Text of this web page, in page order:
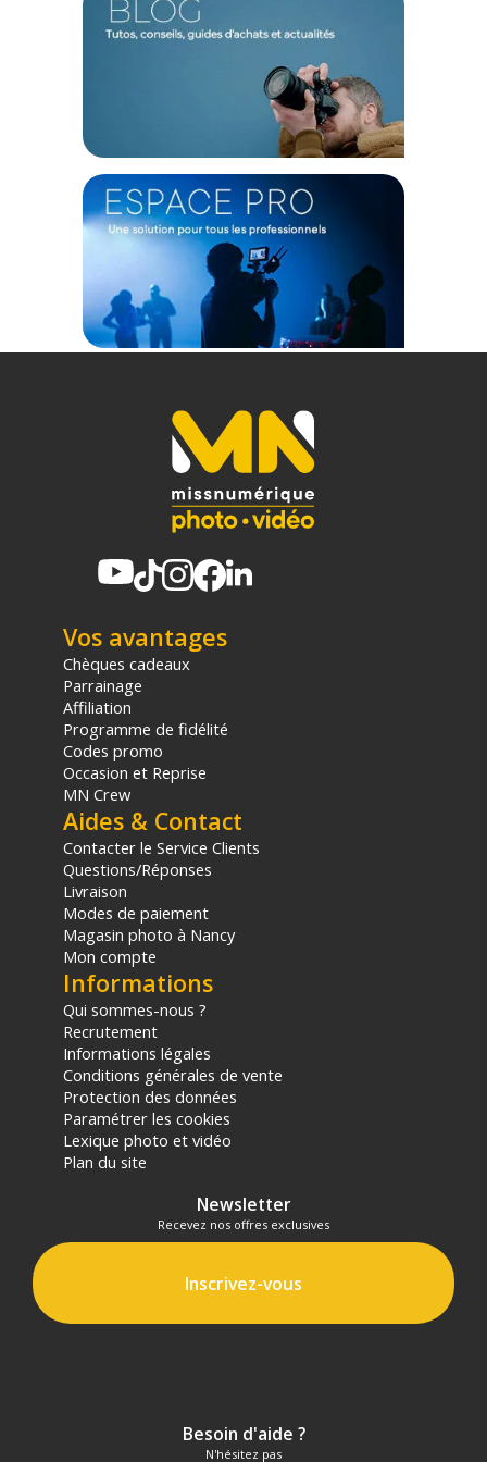
CONTENU DU CARTON
1 x Calibrite GrafiLite
Offre valable jusqu'au 09-08-2026 inclus.
Code EAN Calibrite GrafiLite - Visionneuse - Achat et prix :
8500288333156
Garantie 2 ans
(1) Offre valable jusqu'au 31 Décembre 2030 à partir de 49 euros
d'achat, sur la base d'une expédition Chronopost 24H vers un point
relais situé en France continentale uniquement, valable uniquement
sur les produits de moins de 1m et moins de 20Kg.
(2) Nombre de points Fidélité estimés, hors remises au panier, basé
sur le prix TTC en €, les points seront effectivement calculés dans le
Vos avantages
Chèques cadeaux
Parrainage
Affiliation
Programme de fidélité
Codes promo
Occasion et Reprise
MN Crew
Aides & Contact
Contacter le Service Clients
Questions/Réponses
Livraison
Modes de paiement
Magasin photo à Nancy
Mon compte
Informations
Qui sommes-nous ?
Recrutement
Informations légales
Conditions générales de vente
Protection des données
Paramétrer les cookies
Lexique photo et vidéo
Plan du site
Newsletter
Recevez nos offres exclusives
Inscrivez-vous
Besoin d'aide ?
N'hésitez pas